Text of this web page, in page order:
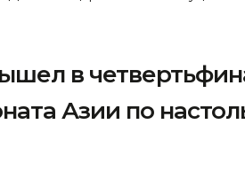
в
Азии по